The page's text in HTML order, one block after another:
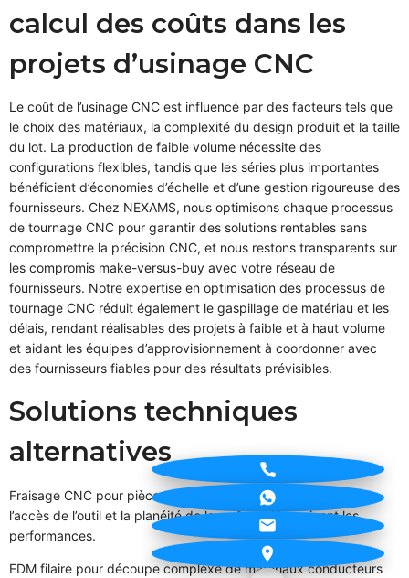
calcul des coûts dans les
projets d’usinage CNC
Le coût de l’usinage CNC est influencé par des facteurs tels que
le choix des matériaux, la complexité du design produit et la taille
du lot. La production de faible volume nécessite des
configurations flexibles, tandis que les séries plus importantes
bénéficient d’économies d’échelle et d’une gestion rigoureuse des
fournisseurs. Chez NEXAMS, nous optimisons chaque processus
de tournage CNC pour garantir des solutions rentables sans
compromettre la précision CNC, et nous restons transparents sur
les compromis make-versus-buy avec votre réseau de
fournisseurs. Notre expertise en optimisation des processus de
tournage CNC réduit également le gaspillage de matériau et les
délais, rendant réalisables des projets à faible et à haut volume
et aidant les équipes d’approvisionnement à coordonner avec
des fournisseurs fiables pour des résultats prévisibles.
Solutions techniques
alternatives
Fraisage CNC pour pièces plates ou non cylindriques lorsque
l’accès de l’outil et la planéité de la surface déterminent les
performances.
EDM filaire pour découpe complexe de matériaux conducteurs